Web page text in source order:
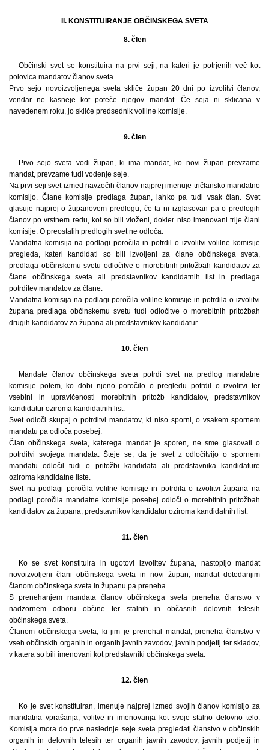
II. KONSTITUIRANJE OBČINSKEGA SVETA
8. člen
Občinski svet se konstituira na prvi seji, na kateri je potrjenih več kot
polovica mandatov članov sveta.
Prvo sejo novoizvoljenega sveta skliče župan 20 dni po izvolitvi članov,
vendar ne kasneje kot poteče njegov mandat. Če seja ni sklicana v
navedenem roku, jo skliče predsednik volilne komisije.
9. člen
Prvo sejo sveta vodi župan, ki ima mandat, ko novi župan prevzame
mandat, prevzame tudi vodenje seje.
Na prvi seji svet izmed navzočih članov najprej imenuje tričlansko mandatno
komisijo. Člane komisije predlaga župan, lahko pa tudi vsak član. Svet
glasuje najprej o županovem predlogu, če ta ni izglasovan pa o predlogih
članov po vrstnem redu, kot so bili vloženi, dokler niso imenovani trije člani
komisije. O preostalih predlogih svet ne odloča.
Mandatna komisija na podlagi poročila in potrdil o izvolitvi volilne komisije
pregleda, kateri kandidati so bili izvoljeni za člane občinskega sveta,
predlaga občinskemu svetu odločitve o morebitnih pritožbah kandidatov za
člane občinskega sveta ali predstavnikov kandidatnih list in predlaga
potrditev mandatov za člane.
Mandatna komisija na podlagi poročila volilne komisije in potrdila o izvolitvi
župana predlaga občinskemu svetu tudi odločitve o morebitnih pritožbah
drugih kandidatov za župana ali predstavnikov kandidatur.
10. člen
Mandate članov občinskega sveta potrdi svet na predlog mandatne
komisije potem, ko dobi njeno poročilo o pregledu potrdil o izvolitvi ter
vsebini in upravičenosti morebitnih pritožb kandidatov, predstavnikov
kandidatur oziroma kandidatnih list.
Svet odloči skupaj o potrditvi mandatov, ki niso sporni, o vsakem spornem
mandatu pa odloča posebej.
Član občinskega sveta, katerega mandat je sporen, ne sme glasovati o
potrditvi svojega mandata. Šteje se, da je svet z odločitvijo o spornem
mandatu odločil tudi o pritožbi kandidata ali predstavnika kandidature
oziroma kandidatne liste.
Svet na podlagi poročila volilne komisije in potrdila o izvolitvi župana na
podlagi poročila mandatne komisije posebej odloči o morebitnih pritožbah
kandidatov za župana, predstavnikov kandidatur oziroma kandidatnih list.
11. člen
Ko se svet konstituira in ugotovi izvolitev župana, nastopijo mandat
novoizvoljeni člani občinskega sveta in novi župan, mandat dotedanjim
članom občinskega sveta in županu pa preneha.
S prenehanjem mandata članov občinskega sveta preneha članstvo v
nadzornem odboru občine ter stalnih in občasnih delovnih telesih
občinskega sveta.
Članom občinskega sveta, ki jim je prenehal mandat, preneha članstvo v
vseh občinskih organih in organih javnih zavodov, javnih podjetij ter skladov,
v katera so bili imenovani kot predstavniki občinskega sveta.
12. člen
Ko je svet konstituiran, imenuje najprej izmed svojih članov komisijo za
mandatna vprašanja, volitve in imenovanja kot svoje stalno delovno telo.
Komisija mora do prve naslednje seje sveta pregledati članstvo v občinskih
organih in delovnih telesih ter organih javnih zavodov, javnih podjetij in